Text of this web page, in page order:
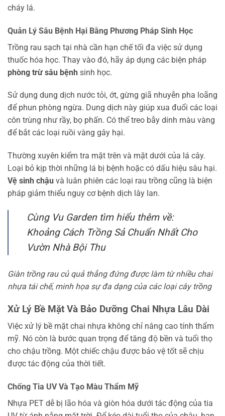
cháy lá.
Quản Lý Sâu Bệnh Hại Bằng Phương Pháp Sinh Học
Trồng rau sạch tại nhà cần hạn chế tối đa việc sử dụng
thuốc hóa học. Thay vào đó, hãy áp dụng các biện pháp
phòng trừ sâu bệnh sinh học.
Sử dụng dung dịch nước tỏi, ớt, gừng giã nhuyễn pha loãng
để phun phòng ngừa. Dung dịch này giúp xua đuổi các loại
côn trùng như rầy, bọ phấn. Có thể treo bẫy dính màu vàng
để bắt các loại ruồi vàng gây hại.
Thường xuyên kiểm tra mặt trên và mặt dưới của lá cây.
Loại bỏ kịp thời những lá bị bệnh hoặc có dấu hiệu sâu hại.
Vệ sinh chậu và luân phiên các loại rau trồng cũng là biện
pháp giảm thiểu nguy cơ bệnh dịch lây lan.
Cùng Vu Garden tìm hiểu thêm về:
Khoảng Cách Trồng Sả Chuẩn Nhất Cho
Vườn Nhà Bội Thu
Giàn trồng rau củ quả thẳng đứng được làm từ nhiều chai
nhựa tái chế, minh họa sự đa dạng của các loại cây trồng
Xử Lý Bề Mặt Và Bảo Dưỡng Chai Nhựa Lâu Dài
Việc xử lý bề mặt chai nhựa không chỉ nâng cao tính thẩm
mỹ. Nó còn là bước quan trọng để tăng độ bền và tuổi thọ
cho chậu trồng. Một chiếc chậu được bảo vệ tốt sẽ chịu
được tác động của thời tiết.
Chống Tia UV Và Tạo Màu Thẩm Mỹ
Nhựa PET dễ bị lão hóa và giòn hóa dưới tác động của tia